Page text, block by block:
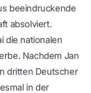
beeindruckende
absolviert.
die nationalen
Nachdem Jan
dritten Deutscher
in der